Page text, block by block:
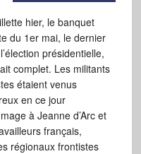
hier, le banquet
du 1er mai, le dernier
présidentielle,
complet. Les militants
étaient venus
en ce jour
à Jeanne d’Arc et
français,
régionaux frontistes